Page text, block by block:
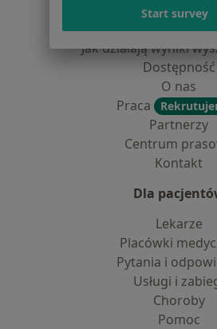
dane pozyskaliśmy
Polityka
Jak działają wyniki
Dostępność
O nas
Praca
Partnerzy
Centrum
Kontakt
Dla
Lekarze
Placówki
Pytania i
Usługi i
Choroby
Pomoc
Start survey